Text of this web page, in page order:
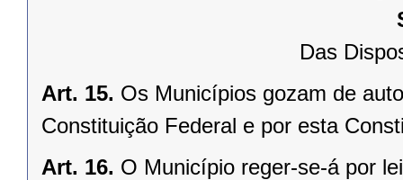
Das
Art. 15. Os Municípios gozam de
Constituição Federal e por esta
Art. 16. O Município reger-se-á por